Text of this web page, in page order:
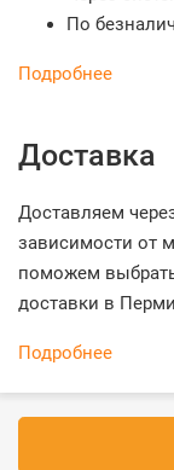
По
Подробнее
Доставка
Доставляем
зависимости от
поможем
доставки в
Подробнее